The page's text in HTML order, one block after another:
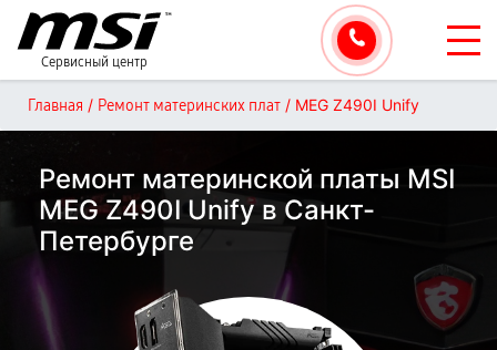
Сервисный центр
Главная / Ремонт материнских плат / MEG Z490I Unify
Ремонт материнской платы MSI
MEG Z490I Unify в Санкт-
Петербурге